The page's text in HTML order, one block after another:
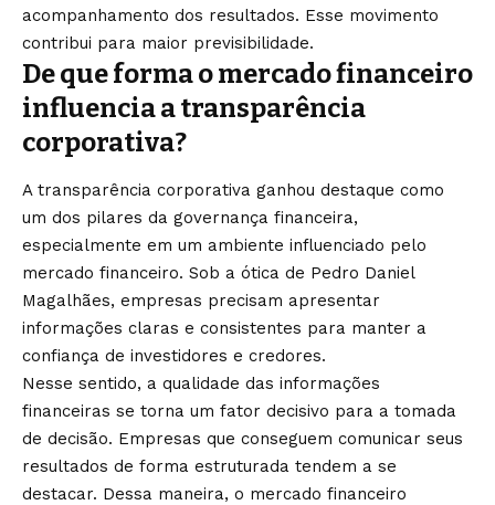
acompanhamento dos resultados. Esse movimento
contribui para maior previsibilidade.
De que forma o mercado financeiro
influencia a transparência
corporativa?
A transparência corporativa ganhou destaque como
um dos pilares da governança financeira,
especialmente em um ambiente influenciado pelo
mercado financeiro. Sob a ótica de Pedro Daniel
Magalhães, empresas precisam apresentar
informações claras e consistentes para manter a
confiança de investidores e credores.
Nesse sentido, a qualidade das informações
financeiras se torna um fator decisivo para a tomada
de decisão. Empresas que conseguem comunicar seus
resultados de forma estruturada tendem a se
destacar. Dessa maneira, o mercado financeiro